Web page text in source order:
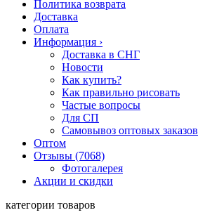
Политика возврата
Доставка
Оплата
Информация ›
Доставка в СНГ
Новости
Как купить?
Как правильно рисовать
Частые вопросы
Для СП
Самовывоз оптовых заказов
Оптом
Отзывы (7068)
Фотогалерея
Акции и скидки
категории товаров